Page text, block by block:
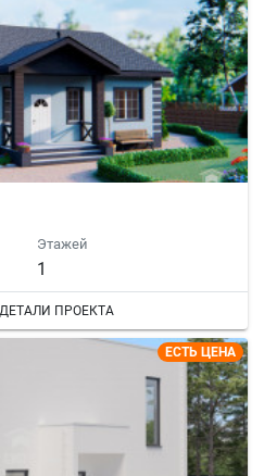
Этажей
1
ПРОЕКТА
ЕСТЬ ЦЕНА